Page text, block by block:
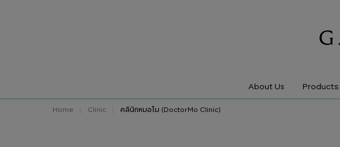
About Us Products
Home Clinic คลินิกหมอโม (DoctorMo Clinic)